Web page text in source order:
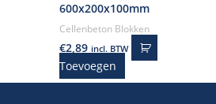
600x200x100mm
Cellenbeton Blokken
€2,89 incl. BTW
Toevoegen